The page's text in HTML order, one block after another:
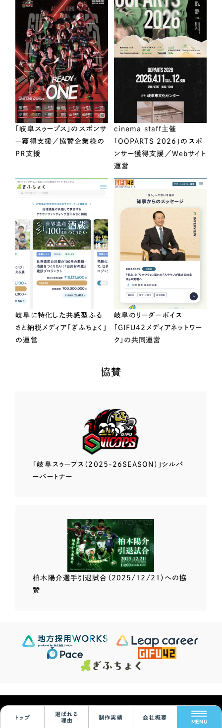
トップ
選ばれる
理由
制作実績 会社概要
MENU
624 この条件で検索する
絞り込みをリセット
「岐阜スゥープス」のスポンサ
ー獲得支援／協賛企業様の
PR支援
cinema staff主催
「OOPARTS 2026」のスポ
ンサー獲得支援／Webサイト
運営
岐阜に特化した共感型ふる
さと納税メディア「ぎふちょく」
の運営
岐阜のリーダーボイス
「GIFU42メディアネットワー
ク」の共同運営
協賛
「岐阜スゥープス （2025-26SEASON）」 シルバ
ーパートナー
柏木陽介選手引退試合（2025/12/21）への協
賛